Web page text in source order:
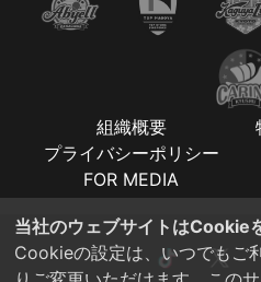
組織概要
プライバシーポリシー
FOR MEDIA
当社のウェブサイトはCookie
Cookieの設定は、いつでもご